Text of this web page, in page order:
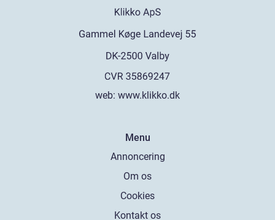
web: www.klikko.dk
Menu
Annoncering
Om os
Cookies
Kontakt os